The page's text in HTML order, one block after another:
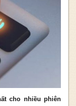
cho nhiều phiên